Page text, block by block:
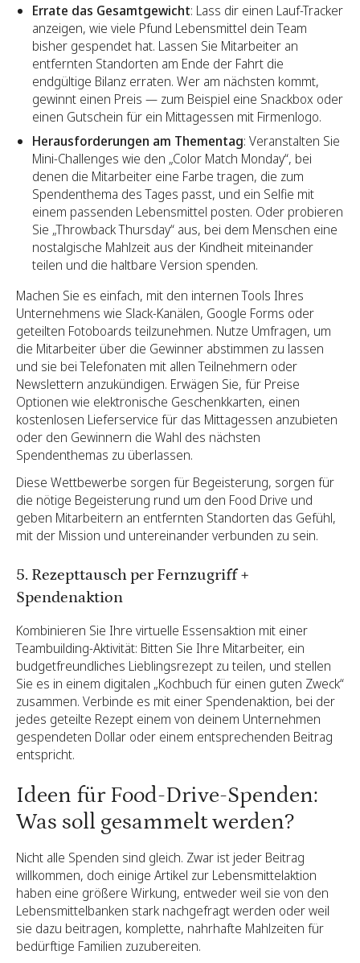
Errate das Gesamtgewicht: Lass dir einen Lauf-Tracker
anzeigen, wie viele Pfund Lebensmittel dein Team
bisher gespendet hat. Lassen Sie Mitarbeiter an
entfernten Standorten am Ende der Fahrt die
endgültige Bilanz erraten. Wer am nächsten kommt,
gewinnt einen Preis — zum Beispiel eine Snackbox oder
einen Gutschein für ein Mittagessen mit Firmenlogo.
Herausforderungen am Thementag: Veranstalten Sie
Mini-Challenges wie den „Color Match Monday“, bei
denen die Mitarbeiter eine Farbe tragen, die zum
Spendenthema des Tages passt, und ein Selfie mit
einem passenden Lebensmittel posten. Oder probieren
Sie „Throwback Thursday“ aus, bei dem Menschen eine
nostalgische Mahlzeit aus der Kindheit miteinander
teilen und die haltbare Version spenden.
Machen Sie es einfach, mit den internen Tools Ihres
Unternehmens wie Slack-Kanälen, Google Forms oder
geteilten Fotoboards teilzunehmen. Nutze Umfragen, um
die Mitarbeiter über die Gewinner abstimmen zu lassen
und sie bei Telefonaten mit allen Teilnehmern oder
Newslettern anzukündigen. Erwägen Sie, für Preise
Optionen wie elektronische Geschenkkarten, einen
kostenlosen Lieferservice für das Mittagessen anzubieten
oder den Gewinnern die Wahl des nächsten
Spendenthemas zu überlassen.
Diese Wettbewerbe sorgen für Begeisterung, sorgen für
die nötige Begeisterung rund um den Food Drive und
geben Mitarbeitern an entfernten Standorten das Gefühl,
mit der Mission und untereinander verbunden zu sein.
5. Rezepttausch per Fernzugriff +
Spendenaktion
Kombinieren Sie Ihre virtuelle Essensaktion mit einer
Teambuilding-Aktivität: Bitten Sie Ihre Mitarbeiter, ein
budgetfreundliches Lieblingsrezept zu teilen, und stellen
Sie es in einem digitalen „Kochbuch für einen guten Zweck“
zusammen. Verbinde es mit einer Spendenaktion, bei der
jedes geteilte Rezept einem von deinem Unternehmen
gespendeten Dollar oder einem entsprechenden Beitrag
entspricht.
Ideen für Food-Drive-Spenden:
Was soll gesammelt werden?
Nicht alle Spenden sind gleich. Zwar ist jeder Beitrag
willkommen, doch einige Artikel zur Lebensmittelaktion
haben eine größere Wirkung, entweder weil sie von den
Lebensmittelbanken stark nachgefragt werden oder weil
sie dazu beitragen, komplette, nahrhafte Mahlzeiten für
bedürftige Familien zuzubereiten.